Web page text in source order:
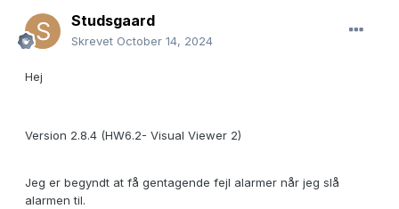
Studsgaard
Skrevet October 14, 2024
Hej
Version 2.8.4 (HW6.2- Visual Viewer 2)
Jeg er begyndt at få gentagende fejl alarmer når jeg slå
alarmen til.